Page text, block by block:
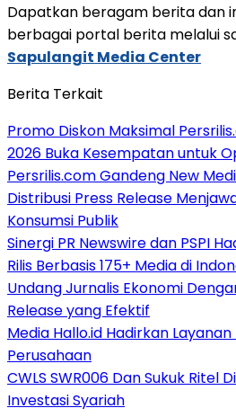
Dapatkan beragam berita dan
berbagai portal berita melalui
Sapulangit Media Center
Berita Terkait
Promo Diskon Maksimal
2026 Buka Kesempatan untuk
Persrilis.com Gandeng New
Distribusi Press Release
Konsumsi Publik
Sinergi PR Newswire dan PSPI
Rilis Berbasis 175+ Media di
Undang Jurnalis Ekonomi
Release yang Efektif
Media Hallo.id Hadirkan
Perusahaan
CWLS SWR006 Dan Sukuk Ritel
Investasi Syariah